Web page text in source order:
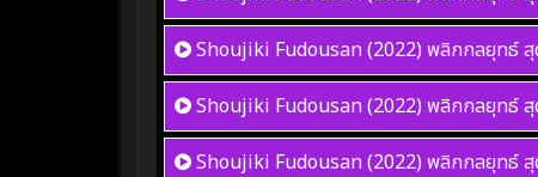
Shoujiki Fudousan (2022) พลิกกลยุทธ์ สุ
Shoujiki Fudousan (2022) พลิกกลยุทธ์ สุ
Shoujiki Fudousan (2022) พลิกกลยุทธ์ สุ